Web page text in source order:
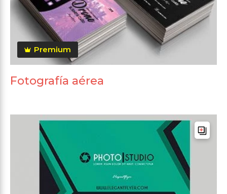
Premium
Fotografía aérea